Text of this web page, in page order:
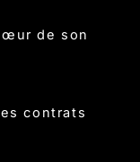
de son
contrats